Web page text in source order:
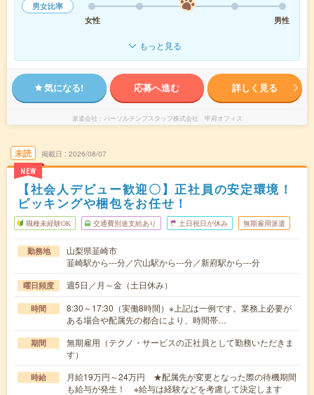
男女比率
女性
男性
もっと見る
気になる! 応募へ進む 詳しく見る
派遣会社 パーソルテンプスタッフ株式会社 甲府オフィス
未読
NEW
掲載日 2026/08/07
【社会人デビュー歓迎〇】正社員の安定環境！
ピッキングや梱包をお任せ！
職種未経験OK 交通費別途支給あり 土日祝日が休み 無期雇用派遣
勤務地
山梨県韮崎市
韮崎駅から---分／穴山駅から---分／新府駅から---分
曜日頻度 週5日／月～金（土日休み）
時間
8:30～17:30（実働8時間）※上記は一例です。業務上必要が
ある場合や配属先の都合により、時間帯…
期間
無期雇用（テクノ・サービスの正社員として勤務いただきま
す）
時給
月給19万円～24万円 ★配属先が変更となった際の待機期間
も給与が発生！ ※給与は経験などを考慮して決定します